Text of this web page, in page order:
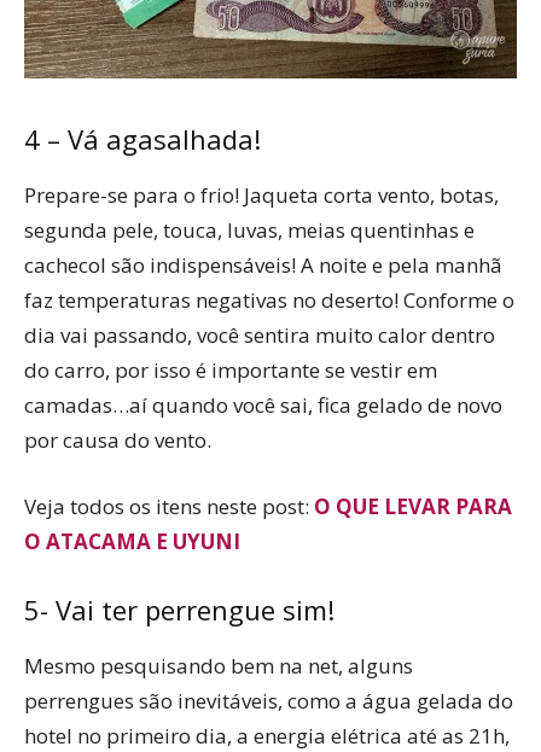
4 – Vá agasalhada!
Prepare-se para o frio! Jaqueta corta vento, botas,
segunda pele, touca, luvas, meias quentinhas e
cachecol são indispensáveis! A noite e pela manhã
faz temperaturas negativas no deserto! Conforme o
dia vai passando, você sentira muito calor dentro
do carro, por isso é importante se vestir em
camadas…aí quando você sai, fica gelado de novo
por causa do vento.
Veja todos os itens neste post: O QUE LEVAR PARA
O ATACAMA E UYUNI
5- Vai ter perrengue sim!
Mesmo pesquisando bem na net, alguns
perrengues são inevitáveis, como a água gelada do
hotel no primeiro dia, a energia elétrica até as 21h,